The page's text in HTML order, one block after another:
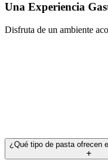
Una Experiencia
Disfruta de un ambiente
¿Qué tipo de pasta ofrecen